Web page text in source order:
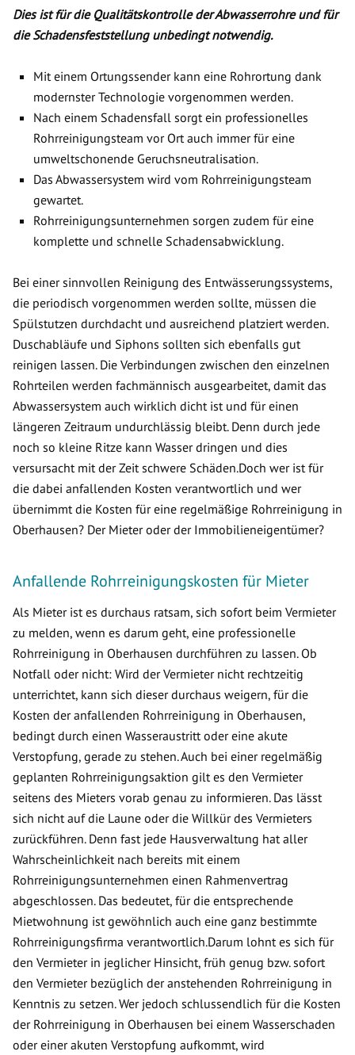
Dies ist für die Qualitätskontrolle der Abwasserrohre und für
die Schadensfeststellung unbedingt notwendig.
Mit einem Ortungssender kann eine Rohrortung dank
modernster Technologie vorgenommen werden.
Nach einem Schadensfall sorgt ein professionelles
Rohrreinigungsteam vor Ort auch immer für eine
umweltschonende Geruchsneutralisation.
Das Abwassersystem wird vom Rohrreinigungsteam
gewartet.
Rohrreinigungsunternehmen sorgen zudem für eine
komplette und schnelle Schadensabwicklung.
Bei einer sinnvollen Reinigung des Entwässerungssystems,
die periodisch vorgenommen werden sollte, müssen die
Spülstutzen durchdacht und ausreichend platziert werden.
Duschabläufe und Siphons sollten sich ebenfalls gut
reinigen lassen. Die Verbindungen zwischen den einzelnen
Rohrteilen werden fachmännisch ausgearbeitet, damit das
Abwassersystem auch wirklich dicht ist und für einen
längeren Zeitraum undurchlässig bleibt. Denn durch jede
noch so kleine Ritze kann Wasser dringen und dies
versursacht mit der Zeit schwere Schäden.Doch wer ist für
die dabei anfallenden Kosten verantwortlich und wer
übernimmt die Kosten für eine regelmäßige Rohrreinigung in
Oberhausen? Der Mieter oder der Immobilieneigentümer?
Anfallende Rohrreinigungskosten für Mieter
Als Mieter ist es durchaus ratsam, sich sofort beim Vermieter
zu melden, wenn es darum geht, eine professionelle
Rohrreinigung in Oberhausen durchführen zu lassen. Ob
Notfall oder nicht: Wird der Vermieter nicht rechtzeitig
unterrichtet, kann sich dieser durchaus weigern, für die
Kosten der anfallenden Rohrreinigung in Oberhausen,
bedingt durch einen Wasseraustritt oder eine akute
Verstopfung, gerade zu stehen. Auch bei einer regelmäßig
geplanten Rohrreinigungsaktion gilt es den Vermieter
seitens des Mieters vorab genau zu informieren. Das lässt
sich nicht auf die Laune oder die Willkür des Vermieters
zurückführen. Denn fast jede Hausverwaltung hat aller
Wahrscheinlichkeit nach bereits mit einem
Rohrreinigungsunternehmen einen Rahmenvertrag
abgeschlossen. Das bedeutet, für die entsprechende
Mietwohnung ist gewöhnlich auch eine ganz bestimmte
Rohrreinigungsfirma verantwortlich.Darum lohnt es sich für
den Vermieter in jeglicher Hinsicht, früh genug bzw. sofort
den Vermieter bezüglich der anstehenden Rohrreinigung in
Kenntnis zu setzen. Wer jedoch schlussendlich für die Kosten
der Rohrreinigung in Oberhausen bei einem Wasserschaden
oder einer akuten Verstopfung aufkommt, wird